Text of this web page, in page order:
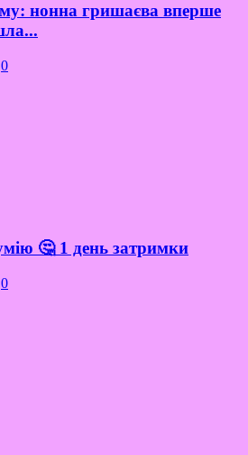
нонна гришаєва вперше
0
🤔 1 день затримки
0